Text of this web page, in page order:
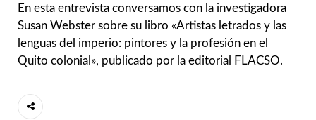
En esta entrevista conversamos con la investigadora
Susan Webster sobre su libro «Artistas letrados y las
lenguas del imperio: pintores y la profesión en el
Quito colonial», publicado por la editorial FLACSO.